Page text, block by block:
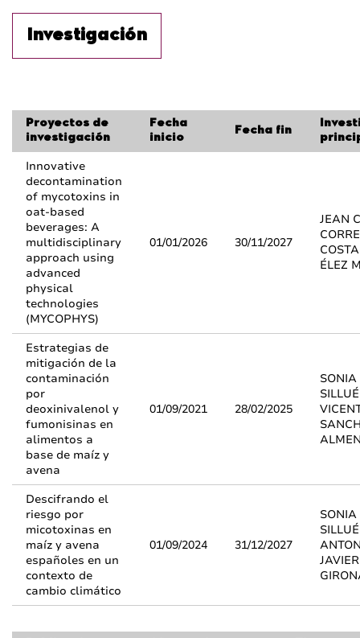
Investigación
Proyectos de
investigación
Fecha
inicio
Fecha fin
Innovative
decontamination
of mycotoxins in
oat-based
beverages: A
multidisciplinary
approach using
advanced
physical
technologies
(MYCOPHYS)
01/01/2026 30/11/2027
JEAN
ÉLEZ
Estrategias de
mitigación de la
contaminación
por
deoxinivalenol y
fumonisinas en
alimentos a
base de maíz y
avena
01/09/2021 28/02/2025
Descifrando el
riesgo por
micotoxinas en
maíz y avena
españoles en un
contexto de
cambio climático
01/09/2024 31/12/2027